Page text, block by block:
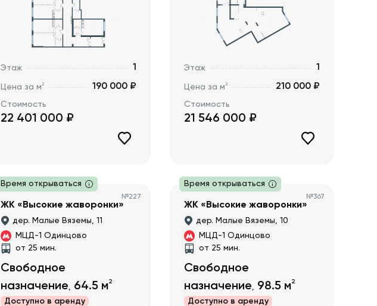
Этаж 1
Цена за м2 190 000 ₽
Стоимость
22 401 000 ₽
Этаж 1
Цена за м2 210 000 ₽
Стоимость
21 546 000 ₽
Время открываться
№227
ЖК «Высокие жаворонки»
дер. Малые Вяземы, 11
МЦД-1 Одинцово
от 25 мин.
Свободное
назначение, 64.5 м2
Доступно в аренду
Время открываться
№367
ЖК «Высокие жаворонки»
дер. Малые Вяземы, 10
МЦД-1 Одинцово
от 25 мин.
Свободное
назначение, 98.5 м2
Доступно в аренду